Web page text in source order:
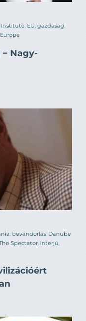
Institute EU gazdaság
− Nagy-
, bevándorlás, Danube
Spectator, interjú,